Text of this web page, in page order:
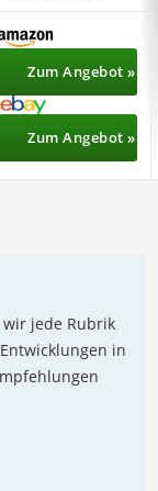
Zum Angebot »
Zum Angebot »
wir jede Rubrik
in